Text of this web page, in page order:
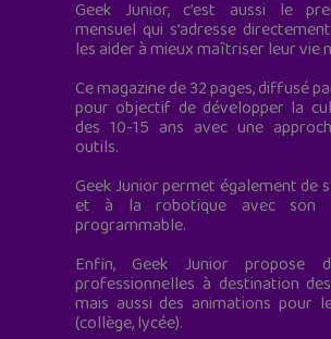
Geek Junior, c’est aussi le
mensuel qui s’adresse
les aider à mieux maîtriser leur vie
Ce magazine de 32 pages, diffusé
pour objectif de développer la
des 10-15 ans avec une
outils.
Geek Junior permet également de
et à la robotique avec son
programmable.
Enfin, Geek Junior propose
professionnelles à destination
mais aussi des animations pour
(collège, lycée).